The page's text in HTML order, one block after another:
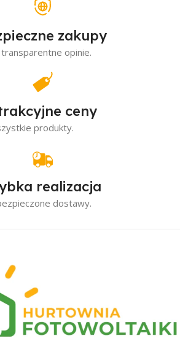
zakupy
opinie.
ceny
produkty.
realizacja
dostawy.